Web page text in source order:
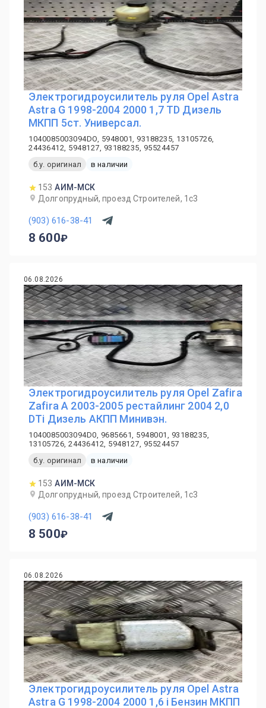
Электрогидроусилитель руля Opel Astra
Astra G 1998-2004 2000 1,7 TD Дизель
МКПП 5ст. Универсал.
1040085003094DO, 5948001, 93188235, 13105726,
24436412, 5948127, 93188235, 95524457
б.у. оригинал
в наличии
153 АИМ-МСК
Долгопрудный, проезд Строителей, 1с3
(903) 616-38-41
8 600
06.08.2026
Электрогидроусилитель руля Opel Zafira
Zafira A 2003-2005 рестайлинг 2004 2,0
DTi Дизель АКПП Минивэн.
1040085003094D0, 9685661, 5948001, 93188235,
13105726, 24436412, 5948127, 95524457
б.у. оригинал
в наличии
153 АИМ-МСК
Долгопрудный, проезд Строителей, 1с3
(903) 616-38-41
8 500
06.08.2026
Электрогидроусилитель руля Opel Astra
Astra G 1998-2004 2000 1,6 i Бензин МКПП